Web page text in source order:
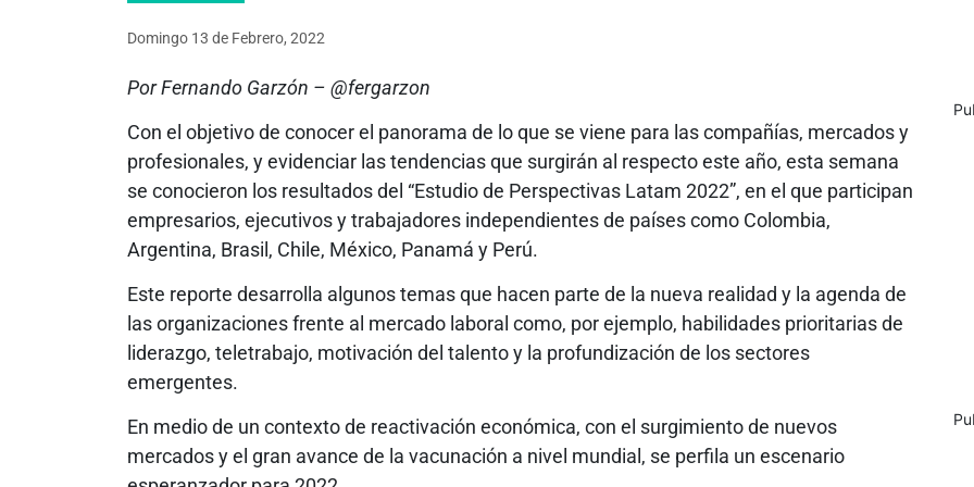
Domingo 13 de Febrero, 2022
Por Fernando Garzón – @fergarzon
Con el objetivo de conocer el panorama de lo que se viene para las compañías, mercados y
profesionales, y evidenciar las tendencias que surgirán al respecto este año, esta semana
se conocieron los resultados del “Estudio de Perspectivas Latam 2022”, en el que participan
empresarios, ejecutivos y trabajadores independientes de países como Colombia,
Argentina, Brasil, Chile, México, Panamá y Perú.
Este reporte desarrolla algunos temas que hacen parte de la nueva realidad y la agenda de
las organizaciones frente al mercado laboral como, por ejemplo, habilidades prioritarias de
liderazgo, teletrabajo, motivación del talento y la profundización de los sectores
emergentes.
En medio de un contexto de reactivación económica, con el surgimiento de nuevos
mercados y el gran avance de la vacunación a nivel mundial, se perfila un escenario